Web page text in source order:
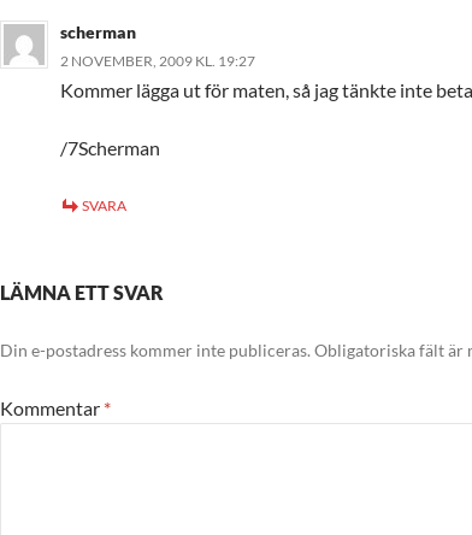
scherman
2 NOVEMBER, 2009 KL. 19:27
Kommer lägga ut för maten, så jag tänkte inte
/7Scherman
SVARA
LÄMNA ETT SVAR
Din e-postadress kommer inte publiceras. Obligatoriska fält är
Kommentar *